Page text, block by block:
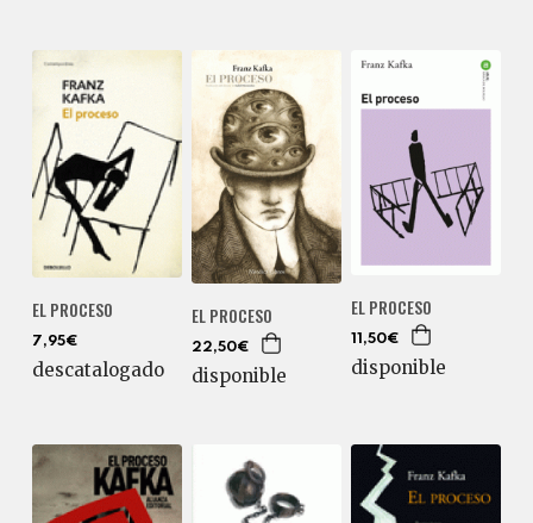
EL PROCESO
7,95€
descatalogado
EL PROCESO
22,50€
disponible
EL PROCESO
11,50€
disponible